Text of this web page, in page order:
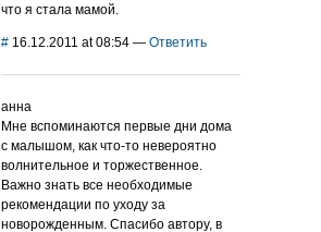
что я стала мамой.
# 16.12.2011 at 08:54 — Ответить
анна
Мне вспоминаются первые дни дома
с малышом, как что-то невероятно
волнительное и торжественное.
Важно знать все необходимые
рекомендации по уходу за
новорожденным. Спасибо автору, в